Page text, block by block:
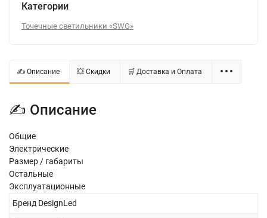
Категории
Точечные светильники «SWG»
✍ Описание 💥 Скидки 🛒 Доставка и Оплата
✍ Описание
Общие
Электрические
Размер / габариты
Остальные
Эксплуатационные
Бренд DesignLed